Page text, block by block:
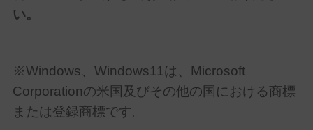
い。
※Windows、Windows11は、Microsoft
Corporationの米国及びその他の国における商標
または登録商標です。